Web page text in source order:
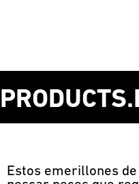
Estos emerillones